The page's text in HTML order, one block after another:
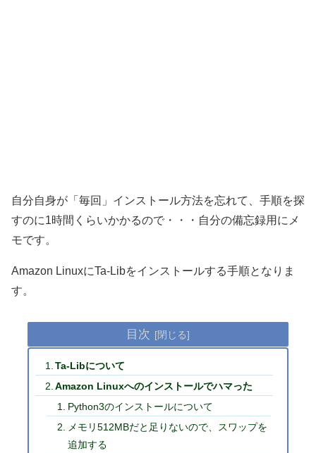
自分自身が「毎回」インストール方法を忘れて、手順を探
すのに1時間くらいかかるので・・・自分の備忘録用にメ
モです。
Amazon LinuxにTa-Libをインストールする手順となりま
す。
目次
Ta-Libについて
Amazon Linuxへのインストールでハマった
Python3のインストールについて
メモリ512MBだと足りないので、スワップを
追加する